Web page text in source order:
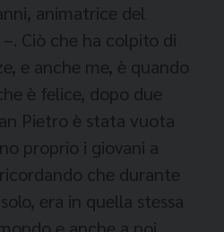
animatrice del
Ciò che ha colpito di
e anche me, è quando
è felice, dopo due
Pietro è stata vuota
proprio i giovani a
che durante
era in quella stessa